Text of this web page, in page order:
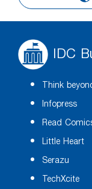
IDC
Think
Infopress
Read
Little Heart
Serazu
TechXcite